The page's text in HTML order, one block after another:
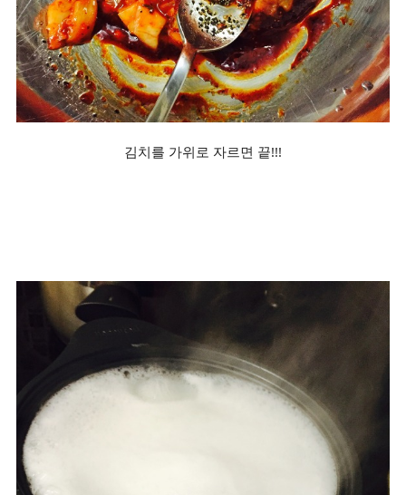
김치를 가위로 자르면 끝!!!